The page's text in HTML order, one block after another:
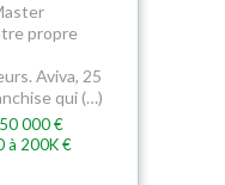
propre
Aviva, 25
qui (…)
000 €
à 200K €